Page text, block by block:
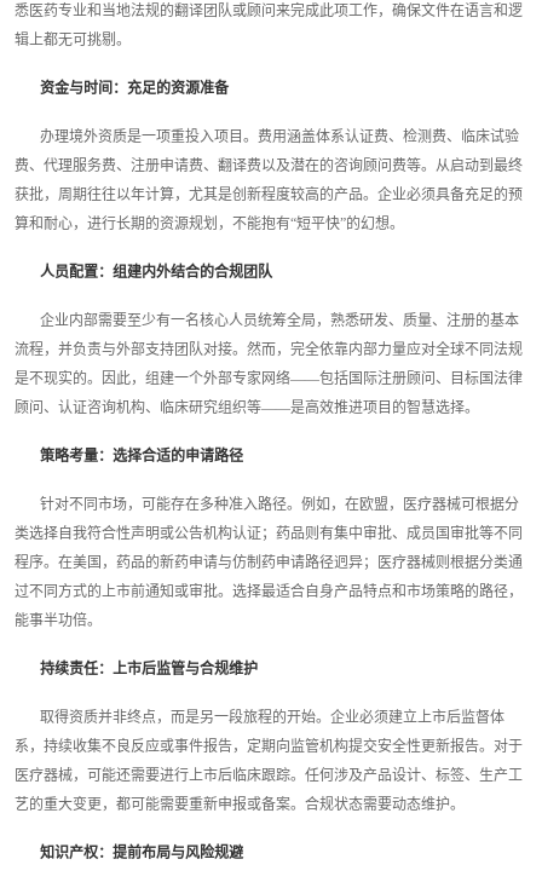
悉医药专业和当地法规的翻译团队或顾问来完成此项工作，确保文件在语言和逻
辑上都无可挑剔。
资金与时间：充足的资源准备
办理境外资质是一项重投入项目。费用涵盖体系认证费、检测费、临床试验
费、代理服务费、注册申请费、翻译费以及潜在的咨询顾问费等。从启动到最终
获批，周期往往以年计算，尤其是创新程度较高的产品。企业必须具备充足的预
算和耐心，进行长期的资源规划，不能抱有“短平快”的幻想。
人员配置：组建内外结合的合规团队
企业内部需要至少有一名核心人员统筹全局，熟悉研发、质量、注册的基本
流程，并负责与外部支持团队对接。然而，完全依靠内部力量应对全球不同法规
是不现实的。因此，组建一个外部专家网络——包括国际注册顾问、目标国法律
顾问、认证咨询机构、临床研究组织等——是高效推进项目的智慧选择。
策略考量：选择合适的申请路径
针对不同市场，可能存在多种准入路径。例如，在欧盟，医疗器械可根据分
类选择自我符合性声明或公告机构认证；药品则有集中审批、成员国审批等不同
程序。在美国，药品的新药申请与仿制药申请路径迥异；医疗器械则根据分类通
过不同方式的上市前通知或审批。选择最适合自身产品特点和市场策略的路径，
能事半功倍。
持续责任：上市后监管与合规维护
取得资质并非终点，而是另一段旅程的开始。企业必须建立上市后监督体
系，持续收集不良反应或事件报告，定期向监管机构提交安全性更新报告。对于
医疗器械，可能还需要进行上市后临床跟踪。任何涉及产品设计、标签、生产工
艺的重大变更，都可能需要重新申报或备案。合规状态需要动态维护。
知识产权：提前布局与风险规避